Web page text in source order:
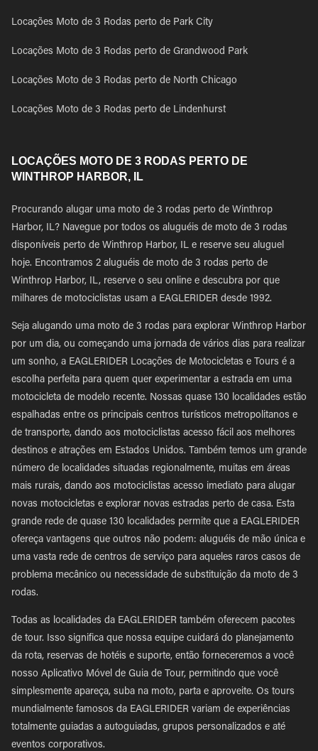
Locações Moto de 3 Rodas perto de Park City
Locações Moto de 3 Rodas perto de Grandwood Park
Locações Moto de 3 Rodas perto de North Chicago
Locações Moto de 3 Rodas perto de Lindenhurst
LOCAÇÕES MOTO DE 3 RODAS PERTO DE
WINTHROP HARBOR, IL
Procurando alugar uma moto de 3 rodas perto de Winthrop
Harbor, IL? Navegue por todos os aluguéis de moto de 3 rodas
disponíveis perto de Winthrop Harbor, IL e reserve seu aluguel
hoje. Encontramos 2 aluguéis de moto de 3 rodas perto de
Winthrop Harbor, IL, reserve o seu online e descubra por que
milhares de motociclistas usam a EAGLERIDER desde 1992.
Seja alugando uma moto de 3 rodas para explorar Winthrop Harbor
por um dia, ou começando uma jornada de vários dias para realizar
um sonho, a EAGLERIDER Locações de Motocicletas e Tours é a
escolha perfeita para quem quer experimentar a estrada em uma
motocicleta de modelo recente. Nossas quase 130 localidades estão
espalhadas entre os principais centros turísticos metropolitanos e
de transporte, dando aos motociclistas acesso fácil aos melhores
destinos e atrações em Estados Unidos. Também temos um grande
número de localidades situadas regionalmente, muitas em áreas
mais rurais, dando aos motociclistas acesso imediato para alugar
novas motocicletas e explorar novas estradas perto de casa. Esta
grande rede de quase 130 localidades permite que a EAGLERIDER
ofereça vantagens que outros não podem: aluguéis de mão única e
uma vasta rede de centros de serviço para aqueles raros casos de
problema mecânico ou necessidade de substituição da moto de 3
rodas.
Todas as localidades da EAGLERIDER também oferecem pacotes
de tour. Isso significa que nossa equipe cuidará do planejamento
da rota, reservas de hotéis e suporte, então forneceremos a você
nosso Aplicativo Móvel de Guia de Tour, permitindo que você
simplesmente apareça, suba na moto, parta e aproveite. Os tours
mundialmente famosos da EAGLERIDER variam de experiências
totalmente guiadas a autoguiadas, grupos personalizados e até
eventos corporativos.